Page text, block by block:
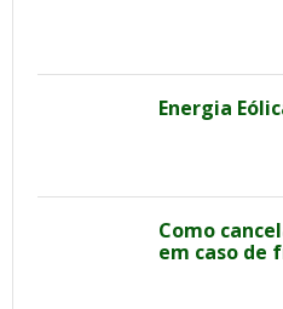
Energia
Como
em caso de